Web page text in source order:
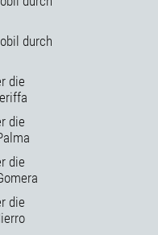
durch
die
die
die
die